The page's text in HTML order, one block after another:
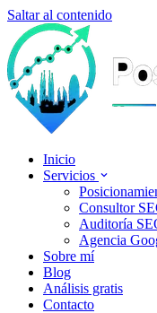
Saltar al contenido
Inicio
Servicios
Consultor
Auditoría
Agencia
Sobre mí
Blog
Análisis gratis
Contacto